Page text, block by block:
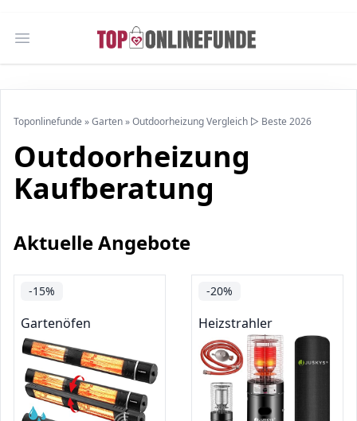
Open main menu
Toponlinefunde »Garten»Outdoorheizung Vergleich ▷ Beste 2026
Outdoorheizung
Kaufberatung
Aktuelle Angebote
-15%
Gartenöfen
-20%
Heizstrahler